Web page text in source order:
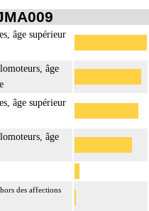
âge supérieur
âge
âge supérieur
âge
des affections